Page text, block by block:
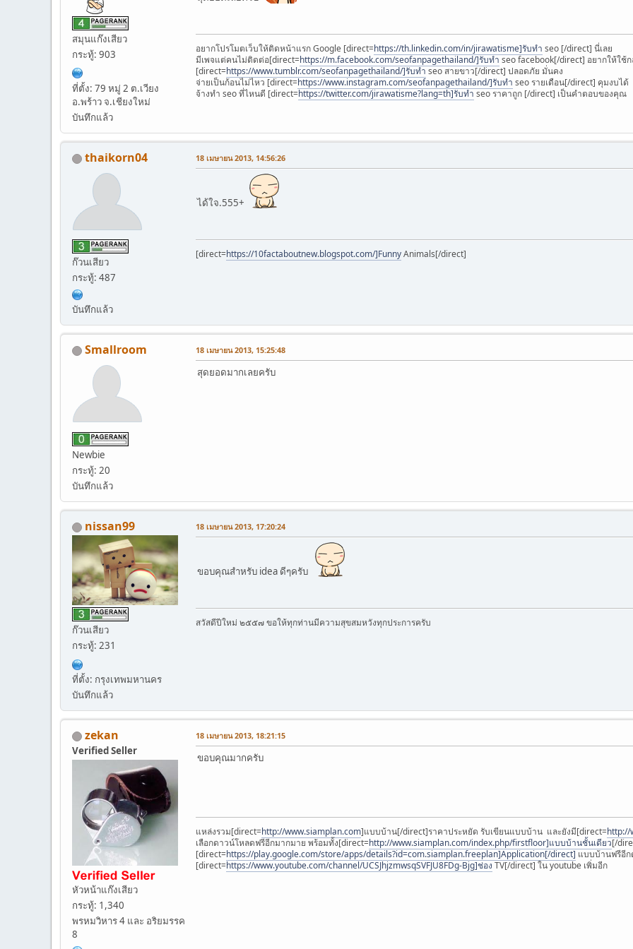
สมุนแก๊งเสียว
กระทู้: 903
ที่ตั้ง: 79 หมู่ 2 ต.เวียง
อ.พร้าว จ.เชียงใหม่
บันทึกแล้ว
อยากโปรโมตเว็บให้ติดหน้าแรก Google [direct=https://th.linkedin.com/in/jirawatisme]รับทำ seo [/direct] นี่เลย
มีเพจแต่คนไม่ติดต่อ[direct=https://m.facebook.com/seofanpagethailand/]รับทำ seo facebook[/direct] อยากให้ใช้
[direct=https://www.tumblr.com/seofanpagethailand/]รับทำ seo สายขาว[/direct] ปลอดภัย มั่นคง
จ่ายเป็นก้อนไม่ไหว [direct=https://www.instagram.com/seofanpagethailand/]รับทำ seo รายเดือน[/direct] คุมงบได้
จ้างทำ seo ที่ไหนดี [direct=https://twitter.com/jirawatisme?lang=th]รับทำ seo ราคาถูก [/direct] เป็นคำตอบของคุณ
thaikorn04
ก๊วนเสียว
กระทู้: 487
บันทึกแล้ว
18 เมษายน 2013, 14:56:26
ได้ใจ.555+
[direct=https://10factaboutnew.blogspot.com/]FunnyAnimals[/direct]
Smallroom
Newbie
กระทู้: 20
บันทึกแล้ว
18 เมษายน 2013, 15:25:48
สุดยอดมากเลยครับ
nissan99
ก๊วนเสียว
กระทู้: 231
ที่ตั้ง: กรุงเทพมหานคร
บันทึกแล้ว
18 เมษายน 2013, 17:20:24
ขอบคุณสำหรับ idea ดีๆครับ
สวัสดีปีใหม่ ๒๕๕๗ ขอให้ทุกท่านมีความสุขสมหวังทุกประการครับ
zekan
Verified Seller
หัวหน้าแก๊งเสียว
กระทู้: 1,340
พรหมวิหาร 4 และ อริยมรรค
8
18 เมษายน 2013, 18:21:15
ขอบคุณมากครับ
แหล่งรวม[direct=http://www.siamplan.com]แบบบ้าน[/direct]ราคาประหยัด รับเขียนแบบบ้าน และยังมี[direct=http://
เลือกดาวน์โหลดฟรีอีกมากมาย พร้อมทั้ง[direct=http://www.siamplan.com/index.php/firstfloor]แบบบ้านชั้นเดียว[/
[direct=https://play.google.com/store/apps/details?id=com.siamplan.freeplan]Application[/direct] แบบบ้านฟรีอีก
[direct=https://www.youtube.com/channel/UCSJhjzmwsqSVFJU8FDg-Bjg]ช่อง TV[/direct] ใน youtube เพิ่มอีก